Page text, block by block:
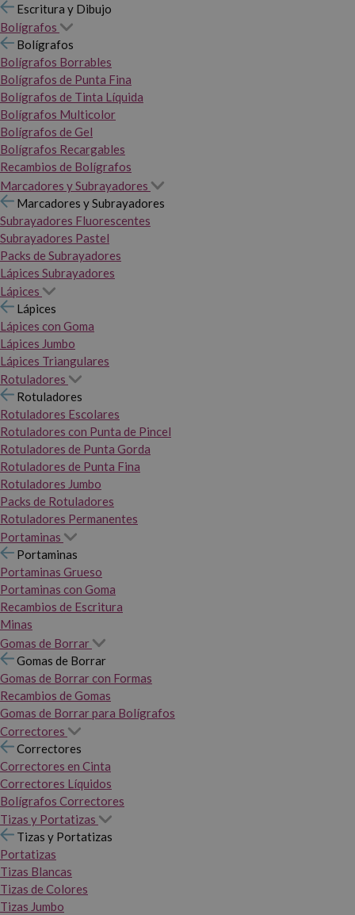
Escritura y Dibujo
Bolígrafos
Bolígrafos
Bolígrafos Borrables
Bolígrafos de Punta Fina
Bolígrafos de Tinta Líquida
Bolígrafos Multicolor
Bolígrafos de Gel
Bolígrafos Recargables
Recambios de Bolígrafos
Marcadores y Subrayadores
Marcadores y Subrayadores
Subrayadores Fluorescentes
Subrayadores Pastel
Packs de Subrayadores
Lápices Subrayadores
Lápices
Lápices
Lápices con Goma
Lápices Jumbo
Lápices Triangulares
Rotuladores
Rotuladores
Rotuladores Escolares
Rotuladores con Punta de Pincel
Rotuladores de Punta Gorda
Rotuladores de Punta Fina
Rotuladores Jumbo
Packs de Rotuladores
Rotuladores Permanentes
Portaminas
Portaminas
Portaminas Grueso
Portaminas con Goma
Recambios de Escritura
Minas
Gomas de Borrar
Gomas de Borrar
Gomas de Borrar con Formas
Recambios de Gomas
Gomas de Borrar para Bolígrafos
Correctores
Correctores
Correctores en Cinta
Correctores Líquidos
Bolígrafos Correctores
Tizas y Portatizas
Tizas y Portatizas
Portatizas
Tizas Blancas
Tizas de Colores
Tizas Jumbo